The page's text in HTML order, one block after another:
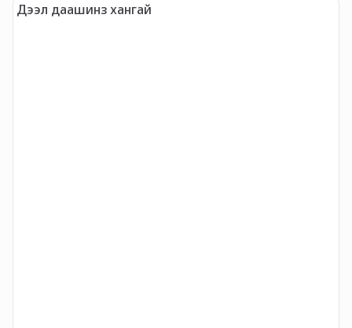
Дээл даашинз хангай